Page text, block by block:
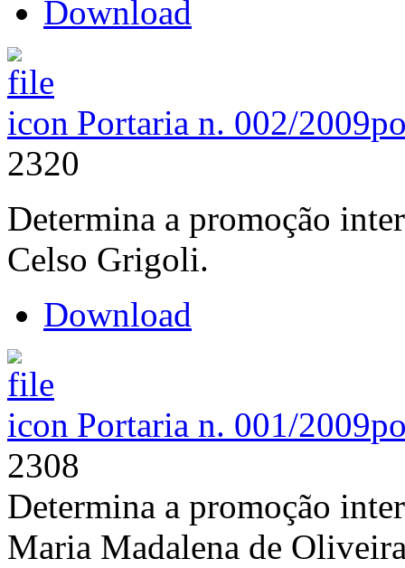
Download
Portaria n. 002/2009
2320
Determina a promoção
Celso Grigoli.
Download
Portaria n. 001/2009
2308
Determina a promoção
Maria Madalena de